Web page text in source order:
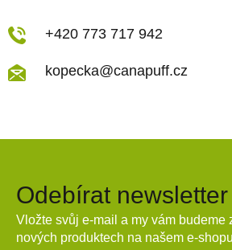
+420 773 717 942
kopecka@canapuff.cz
Odebírat newsletter
Vložte svůj e-mail a my vám budeme
nových produktech na našem e-